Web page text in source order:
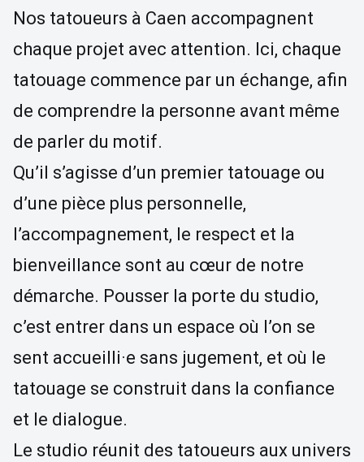
Nos tatoueurs à Caen accompagnent
chaque projet avec attention. Ici, chaque
tatouage commence par un échange, afin
de comprendre la personne avant même
de parler du motif.
Qu’il s’agisse d’un premier tatouage ou
d’une pièce plus personnelle,
l’accompagnement, le respect et la
bienveillance sont au cœur de notre
démarche. Pousser la porte du studio,
c’est entrer dans un espace où l’on se
sent accueilli·e sans jugement, et où le
tatouage se construit dans la confiance
et le dialogue.
Le studio réunit des tatoueurs aux univers